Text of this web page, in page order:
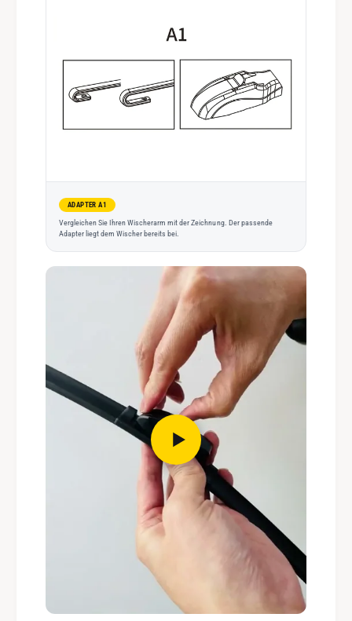
ADAPTER A1
Vergleichen Sie Ihren Wischerarm mit der Zeichnung. Der passende
Adapter liegt dem Wischer bereits bei.